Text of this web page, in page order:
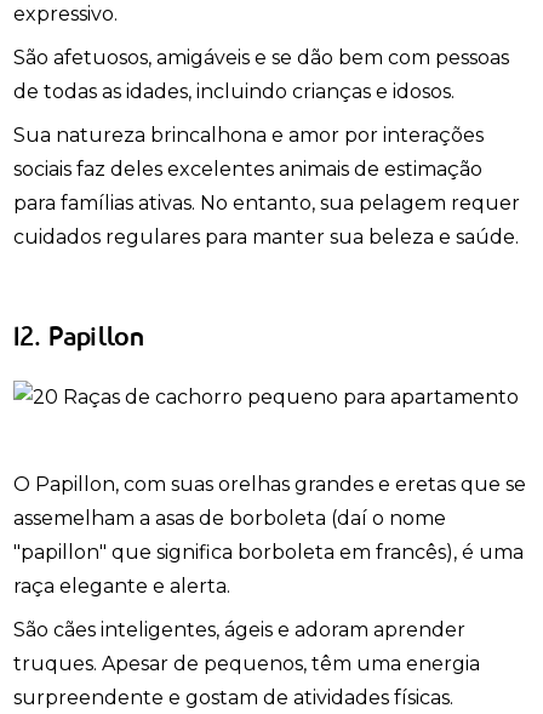
expressivo.
São afetuosos, amigáveis e se dão bem com pessoas
de todas as idades, incluindo crianças e idosos.
Sua natureza brincalhona e amor por interações
sociais faz deles excelentes animais de estimação
para famílias ativas. No entanto, sua pelagem requer
cuidados regulares para manter sua beleza e saúde.
12. Papillon
O Papillon, com suas orelhas grandes e eretas que se
assemelham a asas de borboleta (daí o nome
"papillon" que significa borboleta em francês), é uma
raça elegante e alerta.
São cães inteligentes, ágeis e adoram aprender
truques. Apesar de pequenos, têm uma energia
surpreendente e gostam de atividades físicas.